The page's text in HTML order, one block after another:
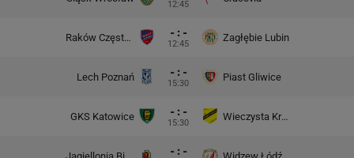
12:45
Raków Częstochowa - : -
12:45
Zagłębie Lubin
Lech Poznań - : -
15:30
Piast Gliwice
GKS Katowice - : -
15:30
Wieczysta Kraków
- : -